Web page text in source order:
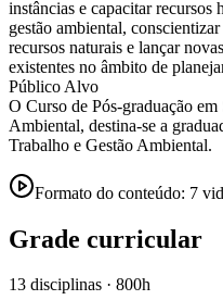
instâncias e capacitar recursos
gestão ambiental,
recursos naturais e lançar
existentes no âmbito de
Público Alvo
O Curso de Pós-graduação
Ambiental, destina-se a
Trabalho e Gestão Ambiental.
Formato do conteúdo: 7
Grade curricular
13 disciplinas · 800h